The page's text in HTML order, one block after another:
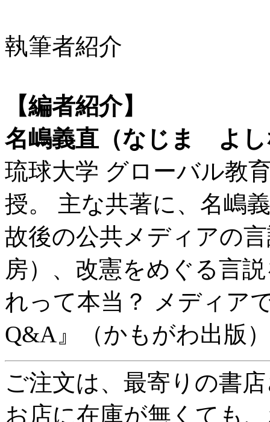
執筆者紹介
【編者紹介】
名嶋義直（なじま よし
琉球大学 グローバル教
授。 主な共著に、名嶋
故後の公共メディアの
房）、改憲をめぐる言
れって本当？ メディア
Q&A』（かもがわ出版
ご注文は、最寄りの書
お店に在庫が無くても